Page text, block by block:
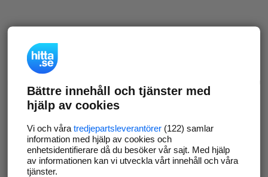
Bättre innehåll och tjänster med
hjälp av cookies
Vi och våra tredjepartsleverantörer(122) samlar
information med hjälp av cookies och
enhetsidentifierare då du besöker vår sajt. Med hjälp
av informationen kan vi utveckla vårt innehåll och våra
tjänster.